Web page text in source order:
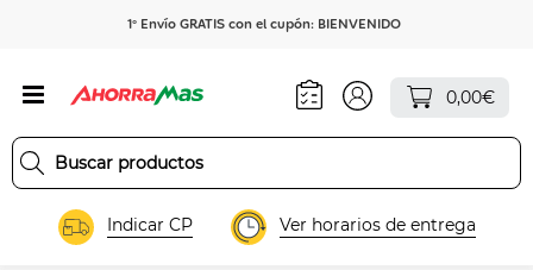
1º Envío GRATIS con el cupón: BIENVENIDO
0,00€
Indicar CP Ver horarios de entrega